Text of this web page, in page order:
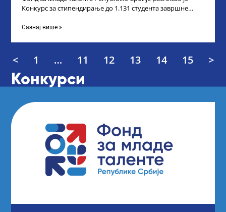
Конкурс за стипендирање до 1.131 студента завршне
Сазнај више »
< 1 … 11 12 13 14 15 >
Конкурси